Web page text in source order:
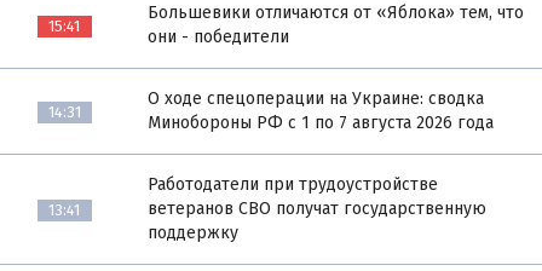
15:41
Большевики отличаются от «Яблока» тем, что
они - победители
14:31
О ходе спецоперации на Украине: сводка
Минобороны РФ с 1 по 7 августа 2026 года
13:41
Работодатели при трудоустройстве
ветеранов СВО получат государственную
поддержку